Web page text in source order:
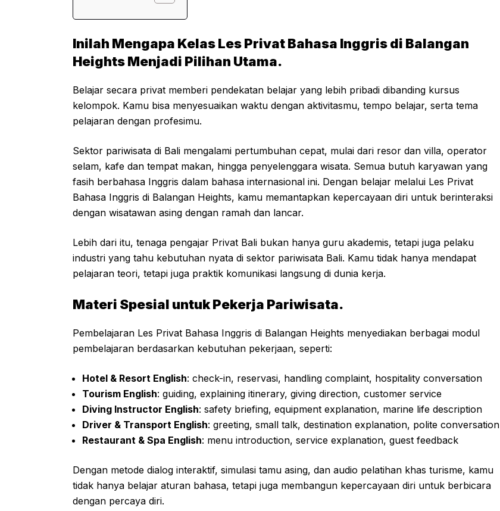
Inilah Mengapa Kelas Les Privat Bahasa Inggris di Balangan
Heights Menjadi Pilihan Utama.
Belajar secara privat memberi pendekatan belajar yang lebih pribadi dibanding kursus
kelompok. Kamu bisa menyesuaikan waktu dengan aktivitasmu, tempo belajar, serta tema
pelajaran dengan profesimu.
Sektor pariwisata di Bali mengalami pertumbuhan cepat, mulai dari resor dan villa, operator
selam, kafe dan tempat makan, hingga penyelenggara wisata. Semua butuh karyawan yang
fasih berbahasa Inggris dalam bahasa internasional ini. Dengan belajar melalui Les Privat
Bahasa Inggris di Balangan Heights, kamu memantapkan kepercayaan diri untuk berinteraksi
dengan wisatawan asing dengan ramah dan lancar.
Lebih dari itu, tenaga pengajar Privat Bali bukan hanya guru akademis, tetapi juga pelaku
industri yang tahu kebutuhan nyata di sektor pariwisata Bali. Kamu tidak hanya mendapat
pelajaran teori, tetapi juga praktik komunikasi langsung di dunia kerja.
Materi Spesial untuk Pekerja Pariwisata.
Pembelajaran Les Privat Bahasa Inggris di Balangan Heights menyediakan berbagai modul
pembelajaran berdasarkan kebutuhan pekerjaan, seperti:
Hotel & Resort English: check-in, reservasi, handling complaint, hospitality conversation
Tourism English: guiding, explaining itinerary, giving direction, customer service
Diving Instructor English: safety briefing, equipment explanation, marine life description
Driver & Transport English: greeting, small talk, destination explanation, polite conversation
Restaurant & Spa English: menu introduction, service explanation, guest feedback
Dengan metode dialog interaktif, simulasi tamu asing, dan audio pelatihan khas turisme, kamu
tidak hanya belajar aturan bahasa, tetapi juga membangun kepercayaan diri untuk berbicara
dengan percaya diri.